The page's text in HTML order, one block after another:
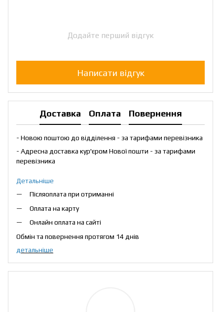
Додайте перший відгук
Написати відгук
Доставка Оплата Повернення
- Новою поштою до відділення - за тарифами перевізника
- Адресна доставка кур'єром Нової пошти - за тарифами
перевізника
Детальніше
Післяоплата при отриманні
Оплата на карту
Онлайн оплата на сайті
Обмін та повернення протягом 14 днів
детальніше